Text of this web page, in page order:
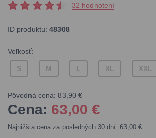
32 hodnotení
ID produktu: 48308
Veľkosť:
S M L XL XXL
Pôvodná cena: 83,90 €
Cena: 63,00 €
Najnižšia cena za posledných 30 dní: 63,00 €